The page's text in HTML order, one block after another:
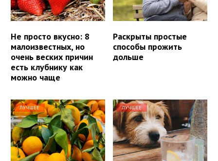
Не просто вкусно: 8
малоизвестных, но
очень веских причин
есть клубнику как
можно чаще
Раскрыты простые
способы прожить
дольше
ЛУЧШЕЕ ЛУЧШЕЕ